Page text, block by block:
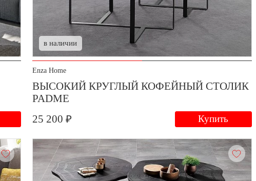
в наличии
Enza Home
ВЫСОКИЙ КРУГЛЫЙ КОФЕЙНЫЙ СТОЛИК
PADME
25 200 ₽
Купить